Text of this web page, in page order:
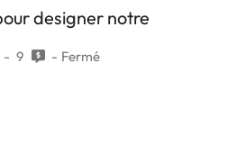
designer notre
9 Fermé